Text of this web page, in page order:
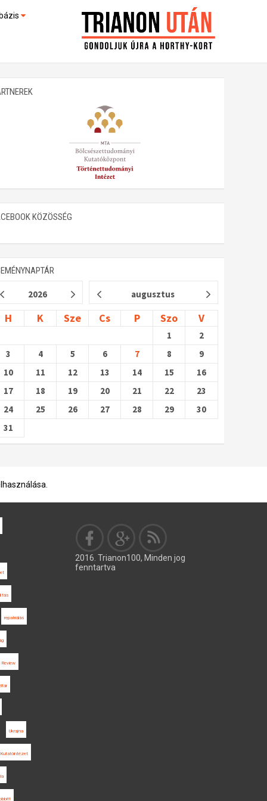
(feltöltés alatt)
KÖZÖSSÉG
2026 augusztus
H K Sze Cs P Szo V
1
2
3
4 5 6 7 8
9
10
11 12 13 14 15
16
17
18 19 20 21 22
23
24
25 26 27 28 29
30
31
repatriálás
Review
Ukrajna
Kutatóintézet
2016. Trianon100, Minden jog
fenntartva